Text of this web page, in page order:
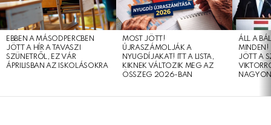
EBBEN A MÁSODPERCBEN
JÖTT A HÍR A TAVASZI
SZÜNETRŐL, EZ VÁR
ÁPRILISBAN AZ ISKOLÁSOKRA
MOST JÖTT!
ÚJRASZÁMOLJÁK A
NYUGDÍJAKAT! ITT A LISTA,
KIKNEK VÁLTOZIK MEG AZ
ÖSSZEG 2026-BAN
ÁLL A
MINDEN!
JÖTT A